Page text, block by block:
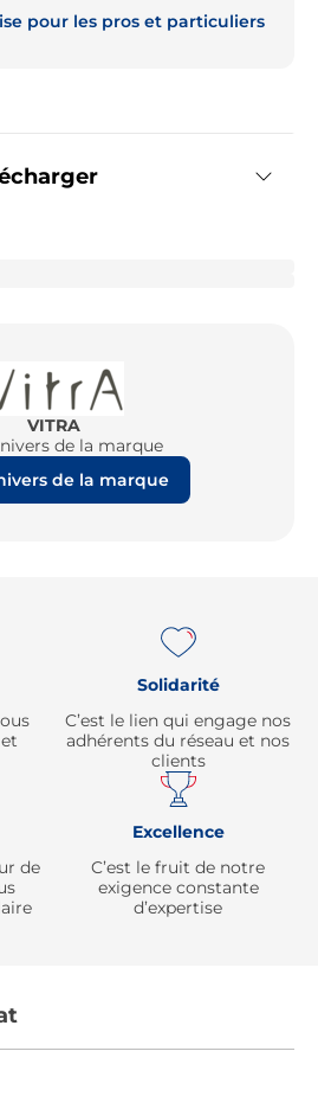
pour les pros et particuliers
VITRA
de la marque
de la marque
Solidarité
C’est le lien qui engage nos
adhérents du réseau et nos
clients
de
Excellence
C’est le fruit de notre
exigence constante
d’expertise